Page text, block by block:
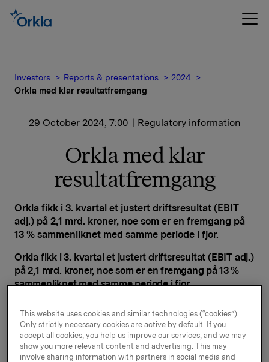
Investors Reports & presentations
2024
Orkla med klar resultatfremgang
29 October 2024, 7:00 | Regulatory information
Orkla med klar
resultatfremgang
Orkla fikk i 3. kvartal et justert driftsresultat (EBIT
adj.) på 2,1 mrd. kroner, noe som er en fremgang på
13 % sammenliknet med samme periode i fjor.
Orkla fikk i 3. kvartal et justert driftsresultat (EBIT adj.)
på 2,1 mrd. kroner, noe som er en fremgang på 13 %
sammenliknet med samme periode i fjor.
kvartal på rad var det positiv volumutvikling.
Orklas konsoliderte porteføljeselskaper (inkludert
hovedkontoret) oppnådde et justert driftsresultat på
This website uses cookies and similar technologies (“cookies”).
Only strictly necessary cookies are active by default. If you
accept all cookies, you help us improve our services, and we may
show you more relevant content and advertising. This may
involve sharing information with partners in social media and